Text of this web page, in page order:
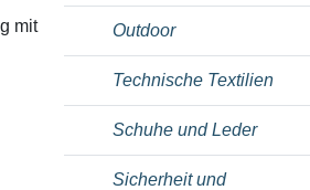
mit
Outdoor
Technische Textilien
Schuhe und Leder
Sicherheit und